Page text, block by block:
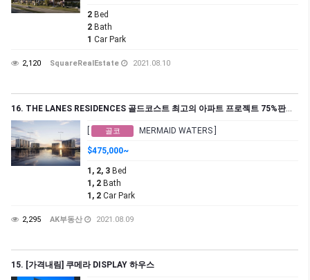
2 Bed
2 Bath
1 Car Park
2,120 SquareRealEstate 2021.08.10
16. THE LANES RESIDENCES 골드코스트 최고의 아파트 프로젝트 75%판매완료
골코 MERMAID WATERS ]
$475,000~
1, 2, 3 Bed
1, 2 Bath
1, 2 Car Park
2,295 AK부동산 2021.08.09
15. [가격내림] 쿠메라 DISPLAY 하우스